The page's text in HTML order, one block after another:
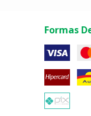
Formas